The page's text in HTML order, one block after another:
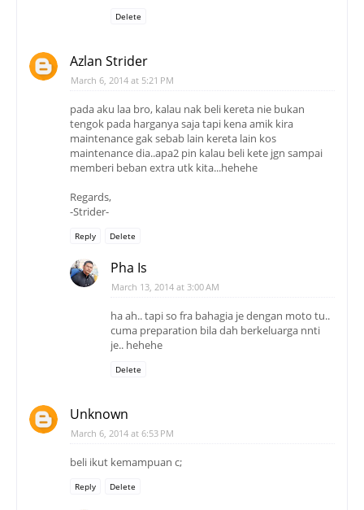
Delete
Azlan Strider
March 6, 2014 at 5:21 PM
pada aku laa bro, kalau nak beli kereta nie bukan
tengok pada harganya saja tapi kena amik kira
maintenance gak sebab lain kereta lain kos
maintenance dia..apa2 pin kalau beli kete jgn sampai
memberi beban extra utk kita...hehehe
Regards,
-Strider-
Reply Delete
Pha Is
March 13, 2014 at 3:00 AM
ha ah.. tapi so fra bahagia je dengan moto tu..
cuma preparation bila dah berkeluarga nnti
je.. hehehe
Delete
Unknown
March 6, 2014 at 6:53 PM
beli ikut kemampuan c;
Reply Delete